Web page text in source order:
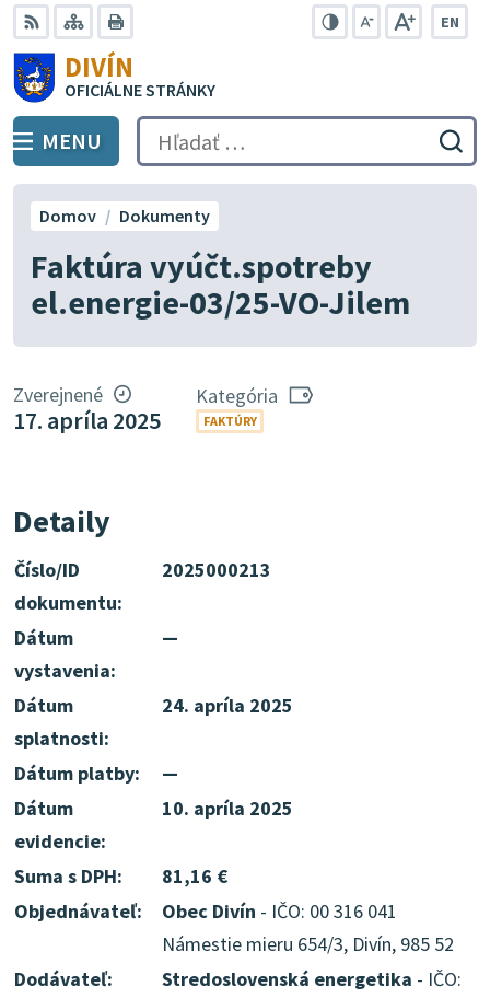
Preskočiť
na
obsah
RSS Mapa
EN
DIVÍN
OFICIÁLNE STRÁNKY
PREPNÚŤ
MENU Hľadať:
Faktúra vyúčt.spotreby
el.energie-03/25-VO-Jilem
Domov Dokumenty
Zverejnené
17. apríla 2025
Kategória
FAKTÚRY
Detaily
Číslo/ID
dokumentu:
2025000213
Dátum
vystavenia:
—
Dátum
splatnosti:
24. apríla 2025
Dátum platby:
—
Dátum
evidencie:
10. apríla 2025
Suma s DPH:
81,16 €
Objednávateľ:
Obec Divín - IČO: 00 316 041
Námestie mieru 654/3, Divín, 985 52
Dodávateľ:
Stredoslovenská energetika - IČO: